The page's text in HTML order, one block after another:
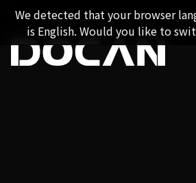
We detected that your browser
is English. Would you like to